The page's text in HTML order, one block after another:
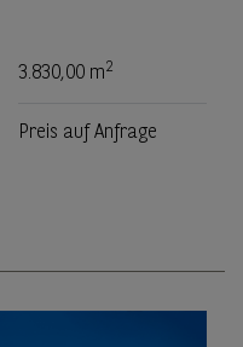
3.830,00 m2
Preis auf Anfrage